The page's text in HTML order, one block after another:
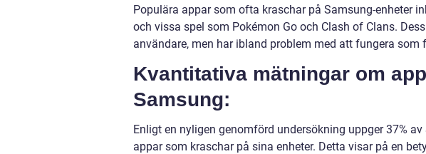
Populära appar som ofta kraschar på Samsung-enheter
och vissa spel som Pokémon Go och Clash of Clans.
användare, men har ibland problem med att fungera som
Kvantitativa mätningar om
Samsung:
Enligt en nyligen genomförd undersökning uppger 37%
appar som kraschar på sina enheter. Detta visar på en